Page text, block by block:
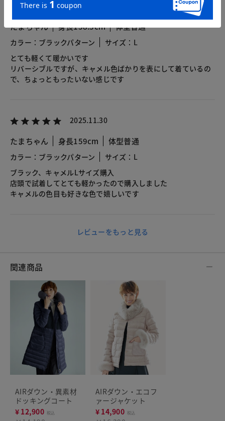
2026.03.18
たまちゃん 身長158.5cm 体型普通
カラー：ブラックパターン
サイズ：L
とても軽くて暖かいです
リバーシブルですが、キャメル色ばかりを表にして着ているの
で、ちょっともったいない感じです
2025.11.30
たまちゃん 身長159cm 体型普通
カラー：ブラックパターン
サイズ：L
ブラック、キャメルLサイズ購入
店頭で試着してとても軽かったので購入しました
キャメルの色目も好きな色で嬉しいです
レビューをもっと見る
関連商品
AIRダウン・異素材
ドッキングコート
¥ 12,900 税込
AIRダウン・エコフ
ァージャケット
¥ 14,900 税込